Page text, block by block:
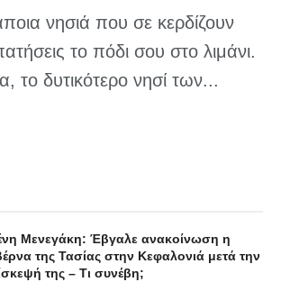
νησιά που σε κερδίζουν
το πόδι σου στο λιμάνι.
το δυτικότερο νησί των...
Μενεγάκη: Έβγαλε ανακοίνωση η
της Τασίας στην Κεφαλονιά μετά την
της – Τι συνέβη;